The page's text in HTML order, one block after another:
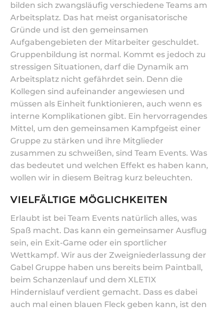
bilden sich zwangsläufig verschiedene Teams am
Arbeitsplatz. Das hat meist organisatorische
Gründe und ist den gemeinsamen
Aufgabengebieten der Mitarbeiter geschuldet.
Gruppenbildung ist normal. Kommt es jedoch zu
stressigen Situationen, darf die Dynamik am
Arbeitsplatz nicht gefährdet sein. Denn die
Kollegen sind aufeinander angewiesen und
müssen als Einheit funktionieren, auch wenn es
interne Komplikationen gibt. Ein hervorragendes
Mittel, um den gemeinsamen Kampfgeist einer
Gruppe zu stärken und ihre Mitglieder
zusammen zu schweißen, sind Team Events. Was
das bedeutet und welchen Effekt es haben kann,
wollen wir in diesem Beitrag kurz beleuchten.
VIELFÄLTIGE MÖGLICHKEITEN
Erlaubt ist bei Team Events natürlich alles, was
Spaß macht. Das kann ein gemeinsamer Ausflug
sein, ein Exit-Game oder ein sportlicher
Wettkampf. Wir aus der Zweigniederlassung der
Gabel Gruppe haben uns bereits beim Paintball,
beim Schanzenlauf und dem XLETIX
Hindernislauf verdient gemacht. Dass es dabei
auch mal einen blauen Fleck geben kann, ist den